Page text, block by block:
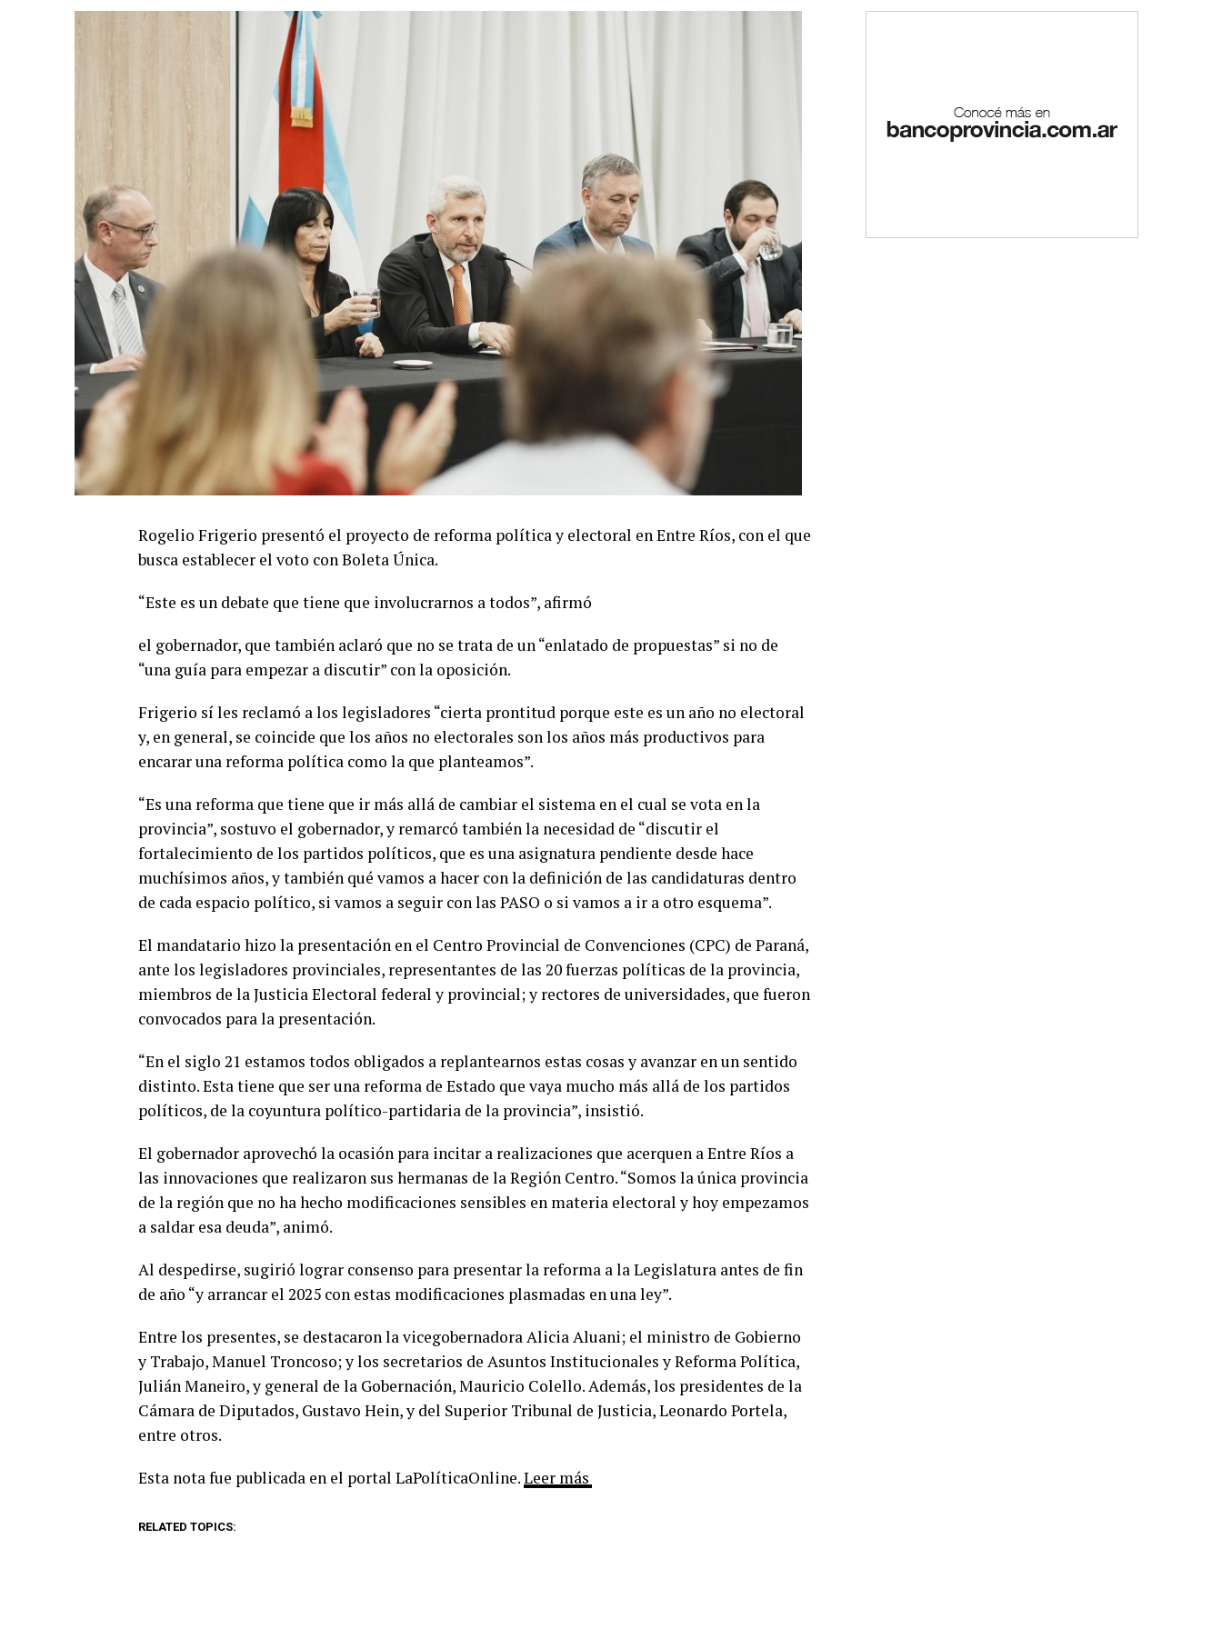
Rogelio Frigerio presentó el proyecto de reforma política y electoral en Entre Ríos, con el que
busca establecer el voto con Boleta Única.
“Este es un debate que tiene que involucrarnos a todos”, afirmó
el gobernador, que también aclaró que no se trata de un “enlatado de propuestas” si no de
“una guía para empezar a discutir” con la oposición.
Frigerio sí les reclamó a los legisladores “cierta prontitud porque este es un año no electoral
y, en general, se coincide que los años no electorales son los años más productivos para
encarar una reforma política como la que planteamos”.
“Es una reforma que tiene que ir más allá de cambiar el sistema en el cual se vota en la
provincia”, sostuvo el gobernador, y remarcó también la necesidad de “discutir el
fortalecimiento de los partidos políticos, que es una asignatura pendiente desde hace
muchísimos años, y también qué vamos a hacer con la definición de las candidaturas dentro
de cada espacio político, si vamos a seguir con las PASO o si vamos a ir a otro esquema”.
El mandatario hizo la presentación en el Centro Provincial de Convenciones (CPC) de Paraná,
ante los legisladores provinciales, representantes de las 20 fuerzas políticas de la provincia,
miembros de la Justicia Electoral federal y provincial; y rectores de universidades, que fueron
convocados para la presentación.
“En el siglo 21 estamos todos obligados a replantearnos estas cosas y avanzar en un sentido
distinto. Esta tiene que ser una reforma de Estado que vaya mucho más allá de los partidos
políticos, de la coyuntura político-partidaria de la provincia”, insistió.
El gobernador aprovechó la ocasión para incitar a realizaciones que acerquen a Entre Ríos a
las innovaciones que realizaron sus hermanas de la Región Centro. “Somos la única provincia
de la región que no ha hecho modificaciones sensibles en materia electoral y hoy empezamos
a saldar esa deuda”, animó.
Al despedirse, sugirió lograr consenso para presentar la reforma a la Legislatura antes de fin
de año “y arrancar el 2025 con estas modificaciones plasmadas en una ley”.
Entre los presentes, se destacaron la vicegobernadora Alicia Aluani; el ministro de Gobierno
y Trabajo, Manuel Troncoso; y los secretarios de Asuntos Institucionales y Reforma Política,
Julián Maneiro, y general de la Gobernación, Mauricio Colello. Además, los presidentes de la
Cámara de Diputados, Gustavo Hein, y del Superior Tribunal de Justicia, Leonardo Portela,
entre otros.
Esta nota fue publicada en el portal LaPolíticaOnline.Leer más
RELATED TOPICS: